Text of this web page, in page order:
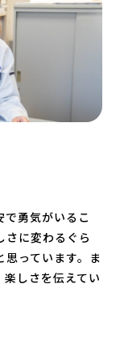
勇気がいるこ
さに変わるぐら
っています。ま
しさを伝えてい